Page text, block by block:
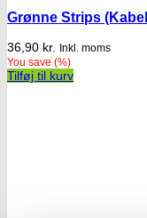
Grønne Strips
36,90 kr. Inkl. moms
You save (%)
Tilføj til kurv